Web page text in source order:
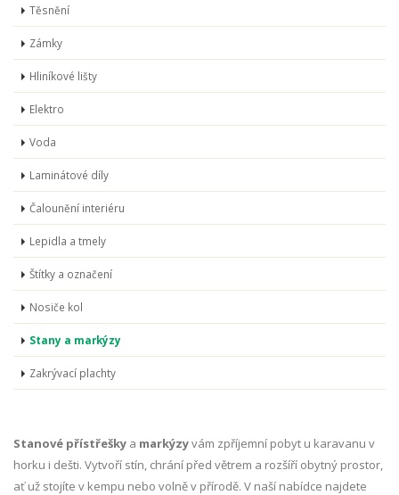
Těsnění
Zámky
Hliníkové lišty
Elektro
Voda
Laminátové díly
Čalounění interiéru
Lepidla a tmely
Štítky a označení
Nosiče kol
Stany a markýzy
Zakrývací plachty
Stanové přístřešky a markýzyvám zpříjemní pobyt u karavanu v
horku i dešti. Vytvoří stín, chrání před větrem a rozšíří obytný prostor,
ať už stojíte v kempu nebo volně v přírodě. V naší nabídce najdete